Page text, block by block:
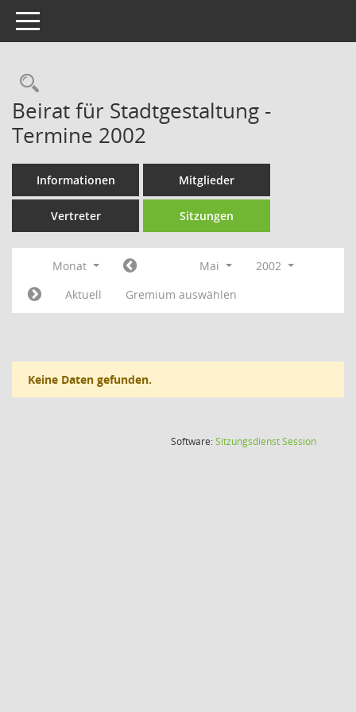
Toggle navigation
Rechercheauswahl
Beirat für Stadtgestaltung -
Termine 2002
Informationen Mitglieder
Vertreter Sitzungen
Monat Mai
2002
Aktuell
Gremium auswählen
Keine Daten gefunden.
Software:SitzungsdienstSession(Wird in